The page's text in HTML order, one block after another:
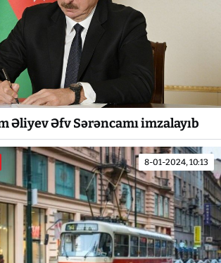
Əliyev Əfv Sərəncamı imzalayıb
8-01-2024, 10:13